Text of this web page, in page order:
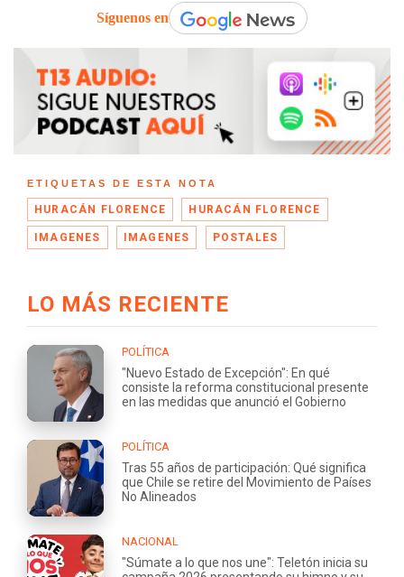
Síguenos en
ETIQUETAS DE ESTA NOTA
HURACÁN FLORENCE HURACÁN FLORENCE
IMAGENES IMAGENES POSTALES
LO MÁS RECIENTE
POLÍTICA
"Nuevo Estado de Excepción": En qué
consiste la reforma constitucional presente
en las medidas que anunció el Gobierno
POLÍTICA
Tras 55 años de participación: Qué significa
que Chile se retire del Movimiento de Países
No Alineados
NACIONAL
"Súmate a lo que nos une": Teletón inicia su